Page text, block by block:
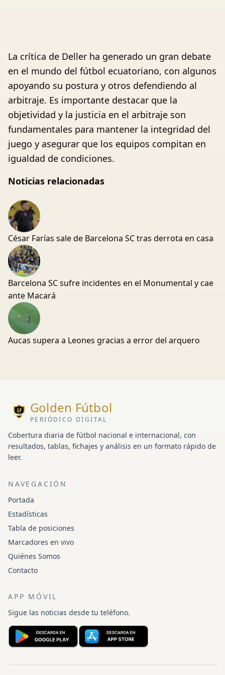
La crítica de Deller ha generado un gran debate
en el mundo del fútbol ecuatoriano, con algunos
apoyando su postura y otros defendiendo al
arbitraje. Es importante destacar que la
objetividad y la justicia en el arbitraje son
fundamentales para mantener la integridad del
juego y asegurar que los equipos compitan en
igualdad de condiciones.
Noticias relacionadas
César Farías sale de Barcelona SC tras derrota en casa
Barcelona SC sufre incidentes en el Monumental y cae
ante Macará
Aucas supera a Leones gracias a error del arquero
Golden Fútbol
PERIÓDICO DIGITAL
Cobertura diaria de fútbol nacional e internacional, con
resultados, tablas, fichajes y análisis en un formato rápido de
leer.
NAVEGACIÓN
Portada
Estadísticas
Tabla de posiciones
Marcadores en vivo
Quiénes Somos
Contacto
APP MÓVIL
Sigue las noticias desde tu teléfono.